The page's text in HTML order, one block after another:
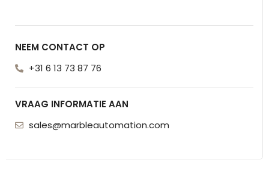
NEEM CONTACT OP
+31 6 13 73 87 76
VRAAG INFORMATIE AAN
sales@marbleautomation.com